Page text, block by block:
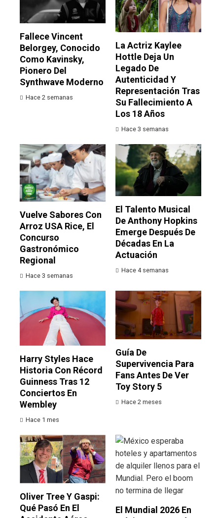
Fallece Vincent
Belorgey, Conocido
Como Kavinsky,
Pionero Del
Synthwave Moderno
Hace 2 semanas
La Actriz Kaylee
Hottle Deja Un
Legado De
Autenticidad Y
Representación Tras
Su Fallecimiento A
Los 18 Años
Hace 3 semanas
Vuelve Sabores Con
Arroz USA Rice, El
Concurso
Gastronómico
Regional
Hace 3 semanas
El Talento Musical
De Anthony Hopkins
Emerge Después De
Décadas En La
Actuación
Hace 4 semanas
Harry Styles Hace
Historia Con Récord
Guinness Tras 12
Conciertos En
Wembley
Hace 1 mes
Guía De
Supervivencia Para
Fans Antes De Ver
Toy Story 5
Hace 2 meses
Oliver Tree Y Gaspi:
Qué Pasó En El
El Mundial 2026 En